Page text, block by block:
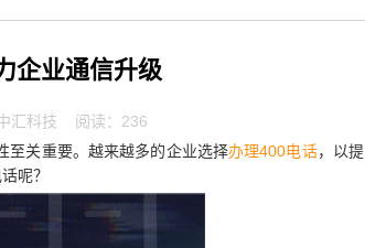
企业通信升级
汇科技 阅读：236
至关重要。越来越多的企业选择办理400电话，以提
呢？